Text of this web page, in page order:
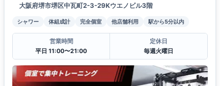
大阪府堺市堺区中瓦町2-3-29Kウエノビル3階
シャワー 体組成計 完全個室 他店舗利用 駅から5分以内
営業時間
平日 11:00〜21:00
定休日
毎週火曜日